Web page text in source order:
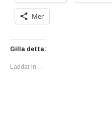
Mer
Gilla detta:
Laddar in …